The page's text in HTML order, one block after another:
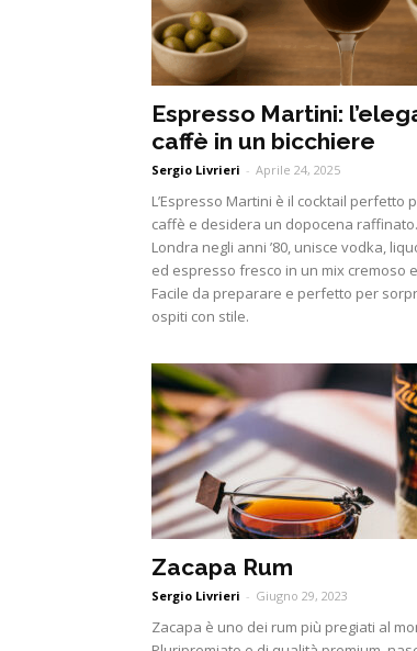
Espresso Martini:
caffè in un bicchiere
Sergio Livrieri - Aprile 24, 2025
L’Espresso Martini è il cocktail perfetto
caffè e desidera un dopocena
Londra negli anni ’80, unisce vodka,
ed espresso fresco in un mix cremoso
Facile da preparare e perfetto per
ospiti con stile.
Zacapa Rum
Sergio Livrieri - Giugno 29, 2023
Zacapa è uno dei rum più pregiati al